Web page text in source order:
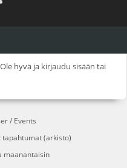
hyvä ja kirjaudu sisään tai
/ Events
tapahtumat (arkisto)
maanantaisin